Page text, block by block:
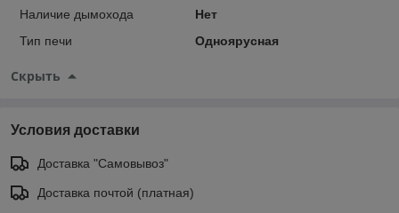
Наличие дымохода
Нет
Тип печи
Одноярусная
Скрыть
Условия доставки
Доставка "Самовывоз"
Доставка почтой (платная)